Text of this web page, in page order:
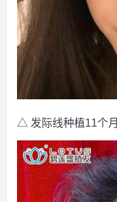
△ 发际线种植11个月